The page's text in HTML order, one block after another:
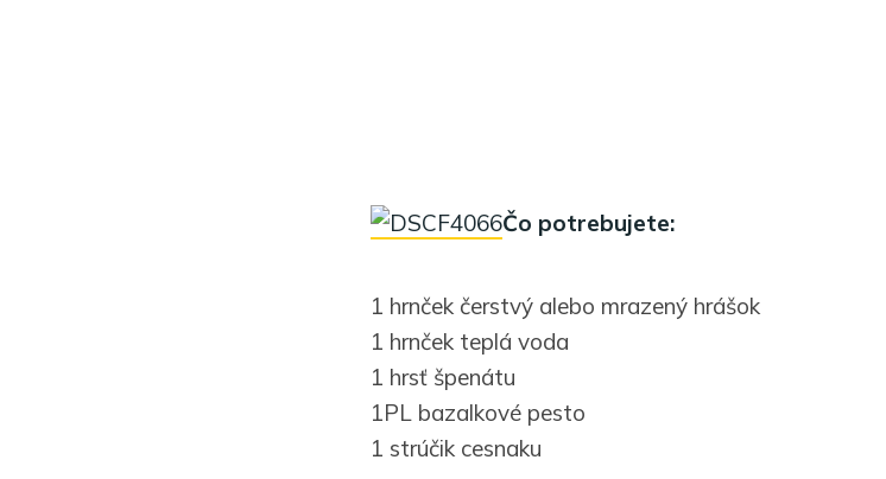
Čo potrebujete:
1 hrnček čerstvý alebo mrazený hrášok
1 hrnček teplá voda
1 hrsť špenátu
1PL bazalkové pesto
1 strúčik cesnaku